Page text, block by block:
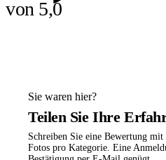
von 5,0
Sie waren hier?
Teilen Sie Ihre
Schreiben Sie eine Bewertung
Fotos pro Kategorie. Eine